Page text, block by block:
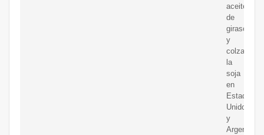
aceites
de
girasol
y
colza,
la
soja
en
Estados
Unidos
y
Argentina